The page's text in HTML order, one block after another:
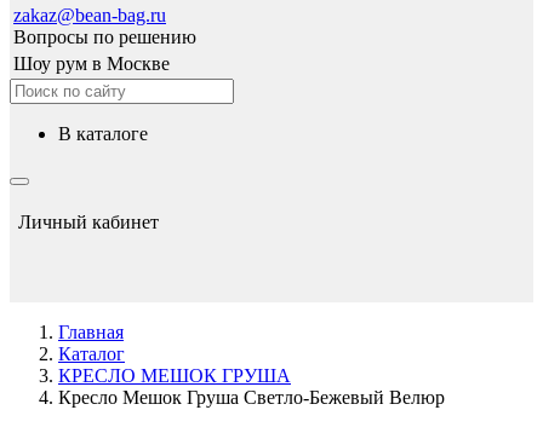
zakaz@bean-bag.ru
Вопросы по решению
Шоу рум в Москве
в каталоге
Личный кабинет
Главная
Каталог
КРЕСЛО МЕШОК ГРУША
Кресло Мешок Груша Светло-Бежевый Велюр